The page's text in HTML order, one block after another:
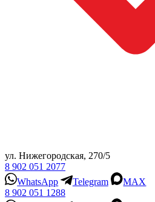
ул. Нижегородская, 270/5
8 902 051 2077
WhatsApp
Telegram
MAX
8 902 051 1288